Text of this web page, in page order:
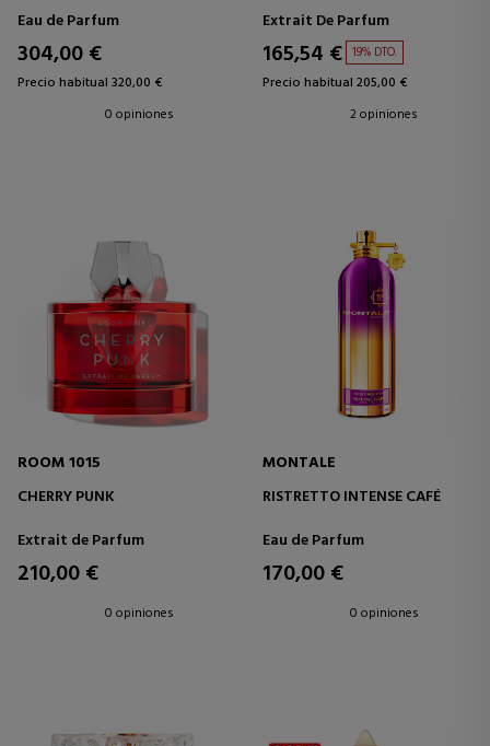
Eau de Parfum
304,00 €
Precio habitual 320,00 €
0 opiniones
Extrait De Parfum
165,54 € 19% DTO.
Precio habitual 205,00 €
2 opiniones
ROOM 1015
CHERRY PUNK
Extrait de Parfum
210,00 €
0 opiniones
MONTALE
RISTRETTO INTENSE CAFÉ
Eau de Parfum
170,00 €
0 opiniones